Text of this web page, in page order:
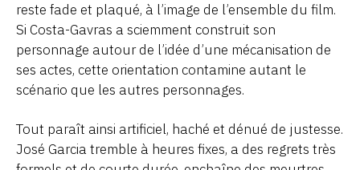
reste fade et plaqué, à l’image de l’ensemble du film.
Si Costa-Gavras a sciemment construit son
personnage autour de l’idée d’une mécanisation de
ses actes, cette orientation contamine autant le
scénario que les autres personnages.
Tout paraît ainsi artificiel, haché et dénué de justesse.
José Garcia tremble à heures fixes, a des regrets très